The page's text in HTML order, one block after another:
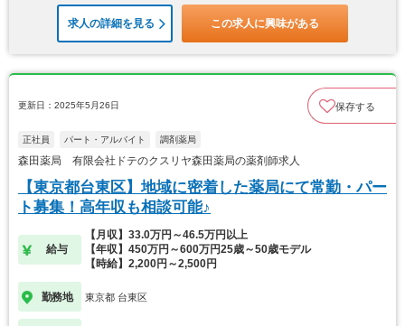
求人の詳細を見る この求人に興味がある
更新日：2025年5月26日 保存する
正社員 パート・アルバイト 調剤薬局
森田薬局 有限会社ドテのクスリヤ森田薬局の薬剤師求人
【東京都台東区】地域に密着した薬局にて常勤・パー
ト募集！高年収も相談可能♪
給与
【月収】33.0万円～46.5万円以上
【年収】450万円～600万円25歳～50歳モデル
【時給】2,200円～2,500円
勤務地 東京都 台東区